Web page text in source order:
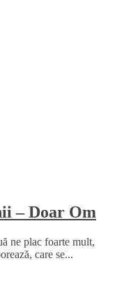
– Doar Om
ne plac foarte mult,
care se...